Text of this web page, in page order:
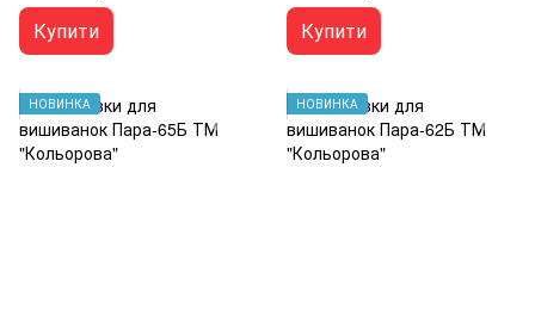
Купити Купити
НОВИНКА НОВИНКА